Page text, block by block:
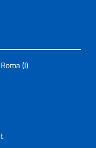
(I)